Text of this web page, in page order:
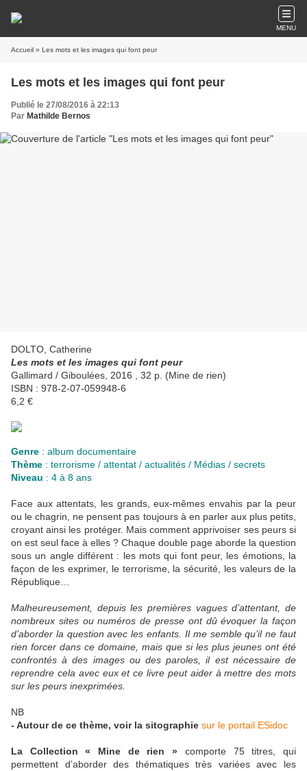
MENU
Accueil » Les mots et les images qui font peur
Les mots et les images qui font peur
Publié le 27/08/2016 à 22:13
Par Mathilde Bernos
DOLTO, Catherine
Les mots et les images qui font peur
Gallimard / Giboulées, 2016 , 32 p. (Mine de rien)
ISBN : 978-2-07-059948-6
6,2 €
Genre : album documentaire
Thème : terrorisme / attentat / actualités / Médias / secrets
Niveau : 4 à 8 ans
Face aux attentats, les grands, eux-mêmes envahis par la peur
ou le chagrin, ne pensent pas toujours à en parler aux plus petits,
croyant ainsi les protéger. Mais comment apprivoiser ses peurs si
on est seul face à elles ? Chaque double page aborde la question
sous un angle différent : les mots qui font peur, les émotions, la
façon de les exprimer, le terrorisme, la sécurité, les valeurs de la
République…
Malheureusement, depuis les premières vagues d’attentant, de
nombreux sites ou numéros de presse ont dû évoquer la façon
d’aborder la question avec les enfants. Il me semble qu’il ne faut
rien forcer dans ce domaine, mais que si les plus jeunes ont été
confrontés à des images ou des paroles, il est nécessaire de
reprendre cela avec eux et ce livre peut aider à mettre des mots
sur les peurs inexprimées.
NB
- Autour de ce thème, voir la sitographie sur le portail ESidoc
La Collection « Mine de rien » comporte 75 titres, qui
permettent d’aborder des thématiques très variées avec les